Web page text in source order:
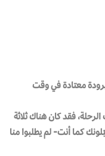
معتادة في وقت
فقد كان هناك ثلاثة
كما أنت- لم يطلبوا منا